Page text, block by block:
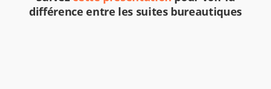
différence entre les suites bureautiques